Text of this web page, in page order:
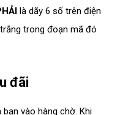
là dãy 6 số trên điện
trong đoạn mã đó
đãi
vào hàng chờ. Khi